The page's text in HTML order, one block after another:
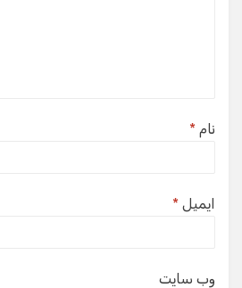
نام *
ایمیل *
وب‌ سایت